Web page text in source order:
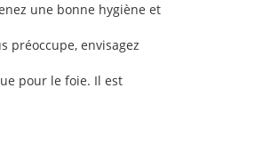
une bonne hygiène et
préoccupe, envisagez
pour le foie. Il est